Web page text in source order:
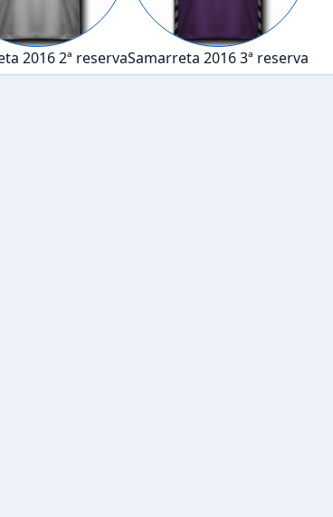
2016 2ª reservaSamarreta 2016 3ª reserva